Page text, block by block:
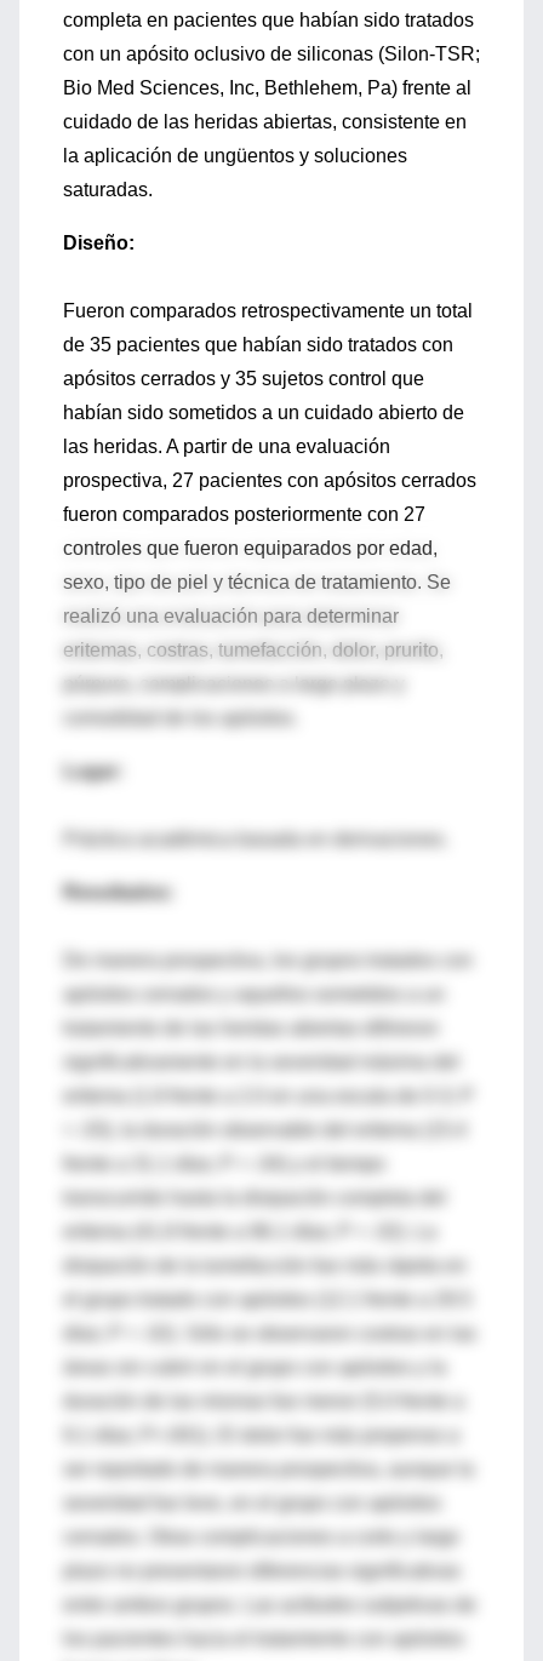
completa en pacientes que habían sido tratados
con un apósito oclusivo de siliconas (Silon-TSR;
Bio Med Sciences, Inc, Bethlehem, Pa) frente al
cuidado de las heridas abiertas, consistente en
la aplicación de ungüentos y soluciones
saturadas.
Diseño:
Fueron comparados retrospectivamente un total
de 35 pacientes que habían sido tratados con
apósitos cerrados y 35 sujetos control que
habían sido sometidos a un cuidado abierto de
las heridas. A partir de una evaluación
prospectiva, 27 pacientes con apósitos cerrados
fueron comparados posteriormente con 27
controles que fueron equiparados por edad,
sexo, tipo de piel y técnica de tratamiento. Se
realizó una evaluación para determinar
eritemas, costras, tumefacción, dolor, prurito,
púrpura, complicaciones a largo plazo y
comodidad de los apósitos.
Lugar:
Resultados:
De manera prospectiva, los grupos tratados con
apósitos cerrados y aquellos sometidos a un
significativamente en la severidad máxima del
frente a 31.1 días; P = .04) y el tiempo
el grupo tratado con apósitos (12.1 frente a 29.5
áreas sin cubrir en el grupo con apósitos y la
ser reportado de manera prospectiva, aunque la
severidad fue leve, en el grupo con apósitos
cerrados. Otras complicaciones a corto y largo
plazo no presentaron diferencias significativas
entre ambos grupos. Las actitudes subjetivas de
los pacientes hacia el tratamiento con apósitos